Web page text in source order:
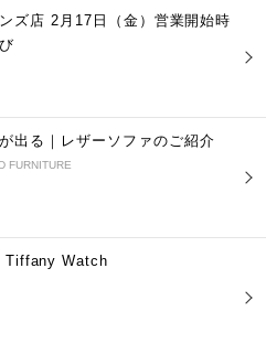
ズ店 2月17日（金）営業開始時
出る｜レザーソファのご紹介
FURNITURE
Tiffany Watch